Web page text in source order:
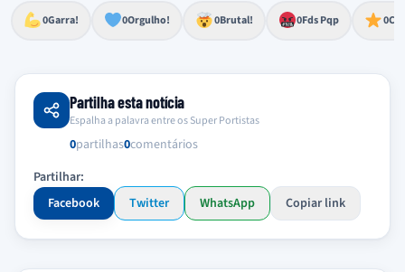
0Garra!
Esforço, determinação, aprovação forte
0Orgulho!
Lealdade, amor clubístico, sentimento profundo
0Brutal!
Impressionante, chocante, de grande impacto 0Fds Pqp
Reação de desespero, raiva, frustração ou espanto extremo 0
Excelência, destaque, o melhor
Partilha esta notícia
Espalha a palavra entre os Super Portistas
0partilhas0comentários
Partilhar:
Facebook
Twitter WhatsApp Copiar link